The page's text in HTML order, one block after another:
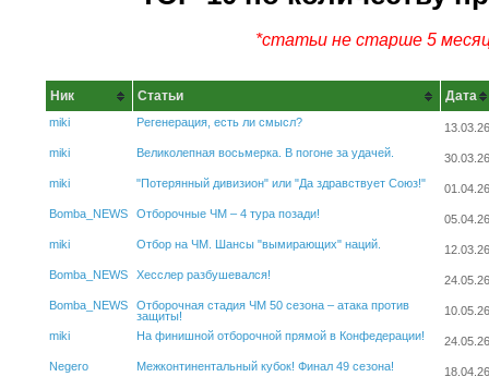
*статьи не старше 5
Ник Статьи Дата
miki Регенерация, есть ли смысл?
13.03.26
miki
Великолепная восьмерка. В погоне за удачей.
30.03.26
miki
"Потерянный дивизион" или "Да здравствует Союз!"
01.04.26
Bomba_NEWS
Отборочные ЧМ – 4 тура позади!
05.04.26
miki
Отбор на ЧМ. Шансы "вымирающих" наций.
12.03.26
Bomba_NEWS
Хесслер разбушевался!
24.05.26
Bomba_NEWS
Отборочная стадия ЧМ 50 сезона – атака против
защиты!
10.05.26
miki
На финишной отборочной прямой в Конфедерации!
24.05.26
Negero
Межконтинентальный кубок! Финал 49 сезона!
18.04.26